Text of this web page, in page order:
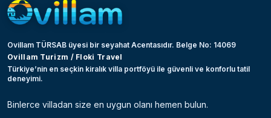
Ovillam TÜRSAB üyesi bir seyahat Acentasıdır. Belge No: 14069
Ovillam Turizm / Floki Travel
Türkiye’nin en seçkin kiralık villa portföyü ile güvenli ve konforlu tatil
deneyimi.
Binlerce villadan size en uygun olanı hemen bulun.